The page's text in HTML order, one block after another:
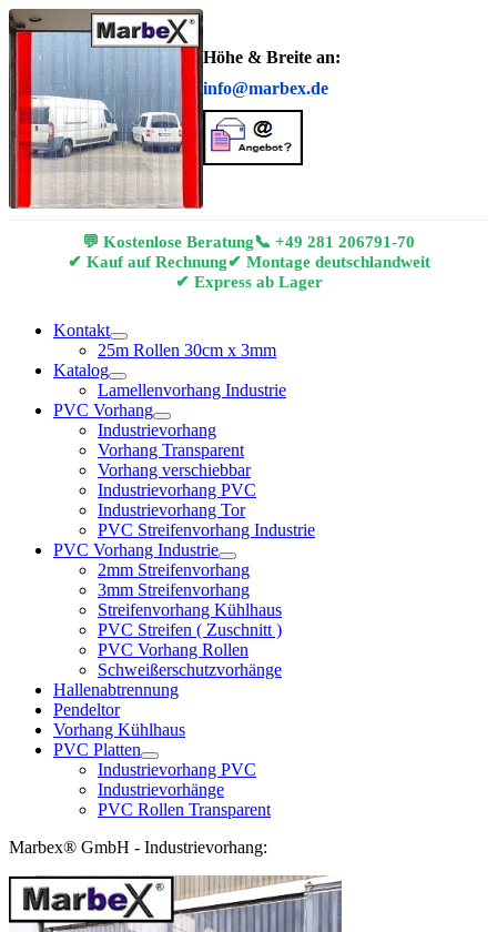
Höhe & Breite an:
info@marbex.de
💬 Kostenlose Beratung📞 +49 281 206791-70
✔ Kauf auf Rechnung✔ Montage deutschlandweit
✔ Express ab Lager
Kontakt
25m Rollen 30cm x 3mm
Katalog
Lamellenvorhang Industrie
PVC Vorhang
Industrievorhang
Vorhang Transparent
Vorhang verschiebbar
Industrievorhang PVC
Industrievorhang Tor
PVC Streifenvorhang Industrie
PVC Vorhang Industrie
2mm Streifenvorhang
3mm Streifenvorhang
Streifenvorhang Kühlhaus
PVC Streifen ( Zuschnitt )
PVC Vorhang Rollen
Schweißerschutzvorhänge
Hallenabtrennung
Pendeltor
Vorhang Kühlhaus
PVC Platten
Industrievorhang PVC
Industrievorhänge
PVC Rollen Transparent
Marbex® GmbH - Industrievorhang: